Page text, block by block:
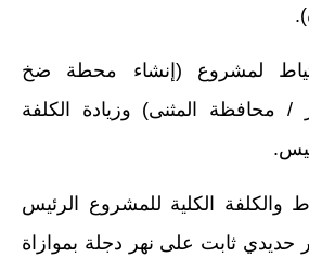
لمشروع (إنشاء محطة ضخ
/ محافظة المثنى) وزيادة الكلفة
والكلفة الكلية للمشروع الرئيس
ثابت على نهر دجلة بموازاة